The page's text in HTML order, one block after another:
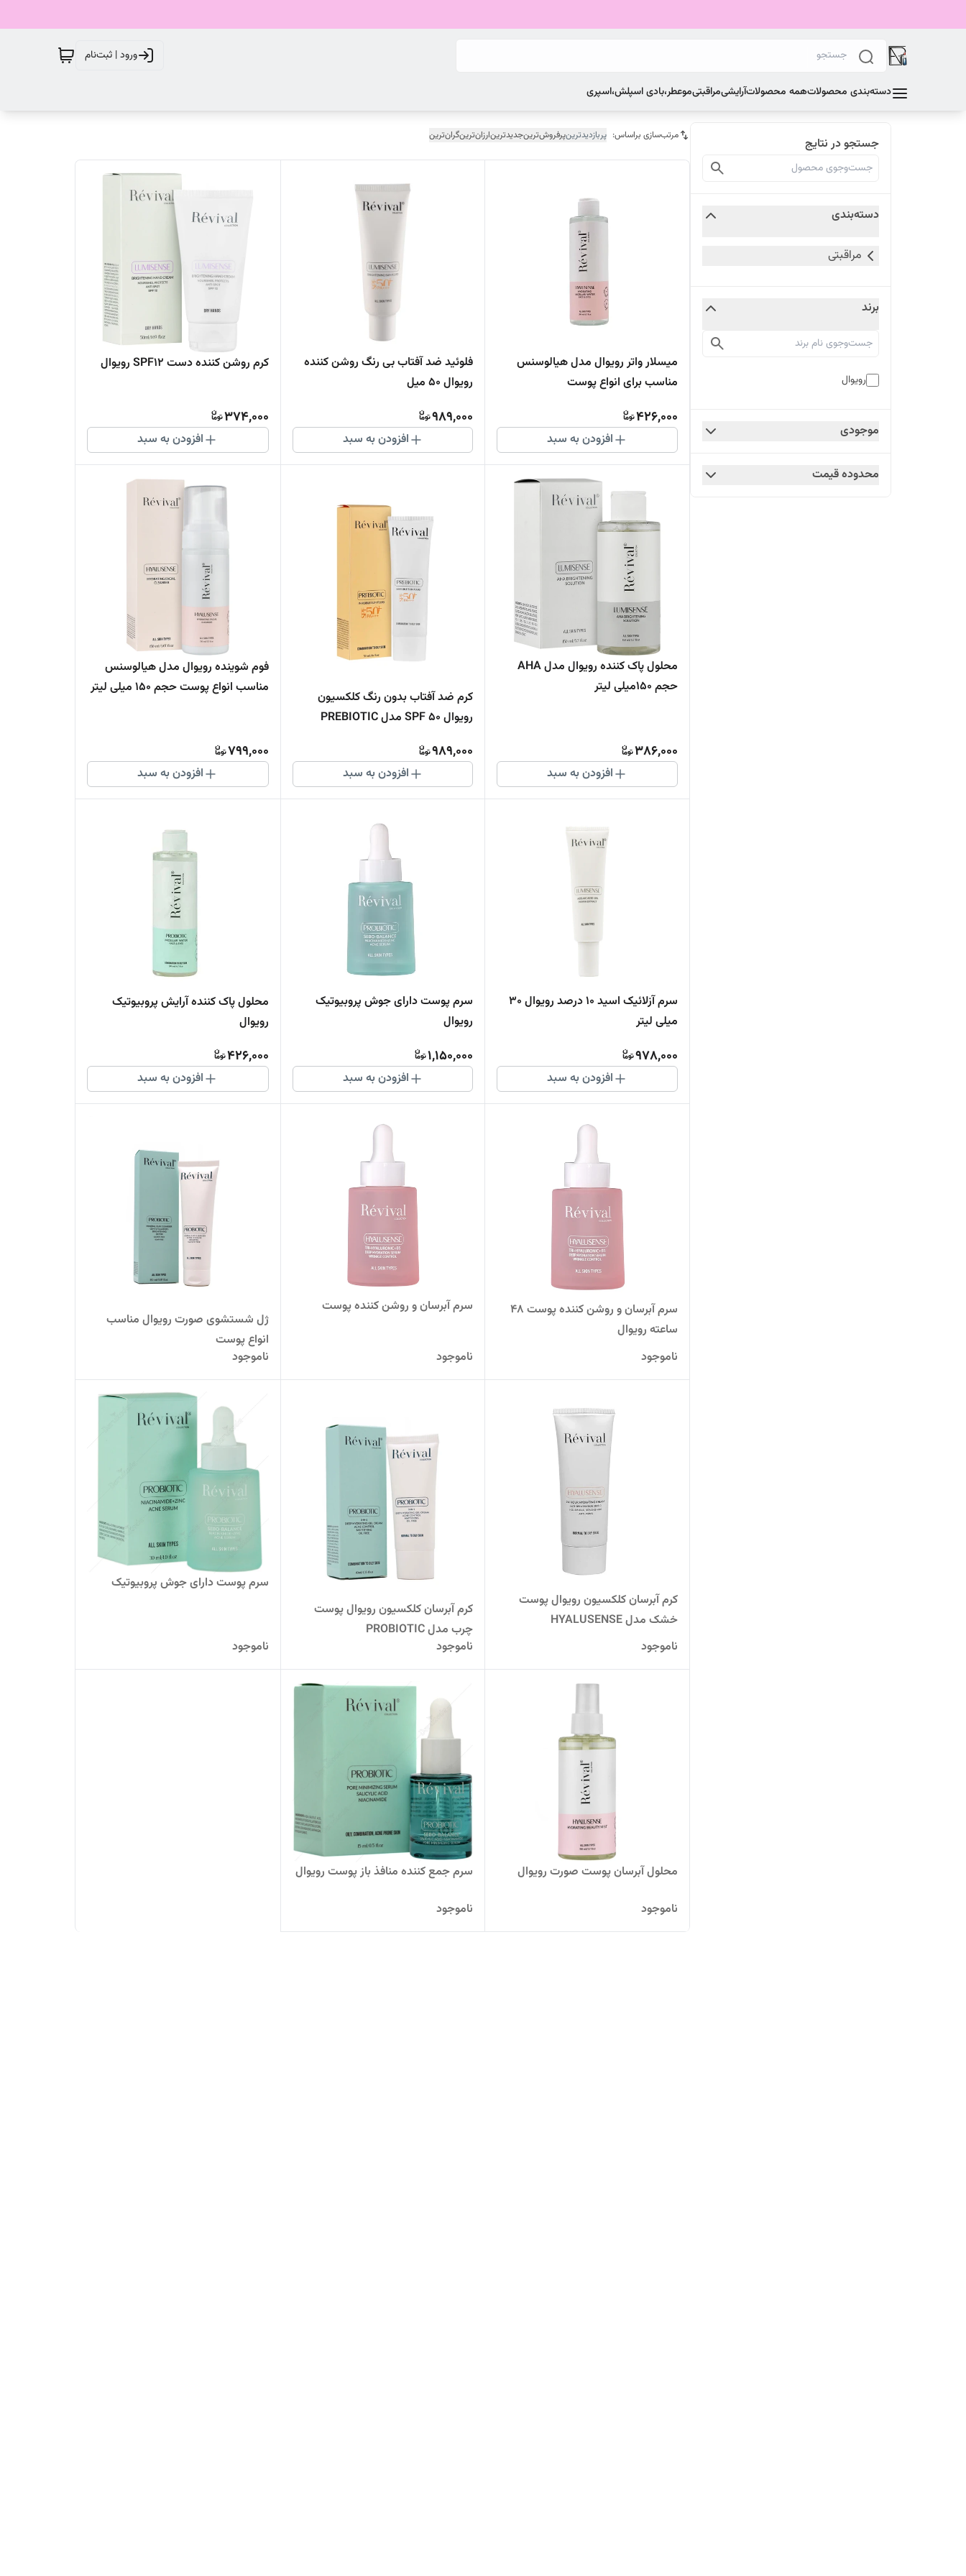
ورود | ثبت‌نام
دسته‌بندی محصولاتهمه محصولاتآرایشیمراقبتیموعطر،بادی اسپلش،اسپری
جستجو در نتایج
دسته‌بندی
مراقبتی
برند
رویوال
موجودی
محدوده قیمت
مرتب‌سازی براساس: پربازدیدترینپرفروش‌ترینجدیدترینارزان‌ترینگران‌ترین
میسلار واتر رویوال مدل هیالوسنس
مناسب برای انواع پوست
426,000
افزودن به سبد
فلوئید ضد آفتاب بی رنگ روشن کننده
رویوال 50 میل
989,000
افزودن به سبد
کرم روشن کننده دست SPF12 رویوال
374,000
افزودن به سبد
محلول پاک کننده رویوال مدل AHA
حجم 150میلی لیتر
386,000
افزودن به سبد
کرم ضد آفتاب بدون رنگ کلکسیون
رویوال SPF 50 مدل PREBIOTIC
989,000
افزودن به سبد
فوم شوینده رویوال مدل هیالوسنس
مناسب انواع پوست حجم 150 میلی لیتر
799,000
افزودن به سبد
سرم آزلائیک اسید 10 درصد رویوال 30
میلی لیتر
978,000
افزودن به سبد
سرم پوست دارای جوش پروبیوتیک
رویوال
1,150,000
افزودن به سبد
محلول پاک کننده آرایش پروبیوتیک
رویوال
426,000
افزودن به سبد
سرم آبرسان و روشن کننده پوست 48
ساعته رویوال
ناموجود
سرم آبرسان و روشن کننده پوست
ناموجود
ژل شستشوی صورت رویوال مناسب
انواع پوست
ناموجود
کرم آبرسان کلکسیون رویوال پوست
خشک مدل HYALUSENSE
ناموجود
کرم آبرسان کلکسیون رویوال پوست
چرب مدل PROBIOTIC
ناموجود
سرم پوست دارای جوش پروبیوتیک
ناموجود
محلول آبرسان پوست صورت رویوال
ناموجود
سرم جمع کننده منافذ باز پوست رویوال
ناموجود